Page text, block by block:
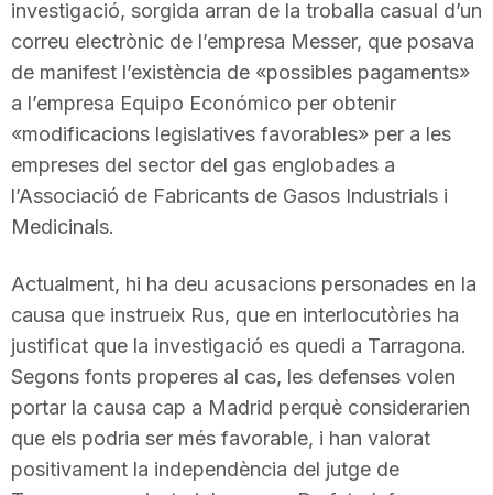
investigació, sorgida arran de la troballa casual d’un
correu electrònic de l’empresa Messer, que posava
de manifest l’existència de «possibles pagaments»
a l’empresa Equipo Económico per obtenir
«modificacions legislatives favorables» per a les
empreses del sector del gas englobades a
l’Associació de Fabricants de Gasos Industrials i
Medicinals.
Actualment, hi ha deu acusacions personades en la
causa que instrueix Rus, que en interlocutòries ha
justificat que la investigació es quedi a Tarragona.
Segons fonts properes al cas, les defenses volen
portar la causa cap a Madrid perquè considerarien
que els podria ser més favorable, i han valorat
positivament la independència del jutge de